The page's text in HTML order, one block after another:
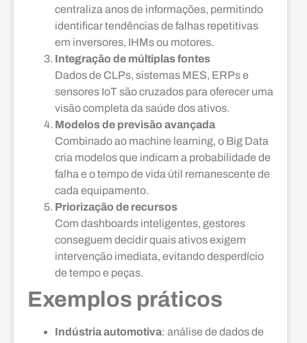
centraliza anos de informações, permitindo
identificar tendências de falhas repetitivas
em inversores, IHMs ou motores.
Integração de múltiplas fontes
Dados de CLPs, sistemas MES, ERPs e
sensores IoT são cruzados para oferecer uma
visão completa da saúde dos ativos.
Modelos de previsão avançada
Combinado ao machine learning, o Big Data
cria modelos que indicam a probabilidade de
falha e o tempo de vida útil remanescente de
cada equipamento.
Priorização de recursos
Com dashboards inteligentes, gestores
conseguem decidir quais ativos exigem
intervenção imediata, evitando desperdício
de tempo e peças.
Exemplos práticos
Indústria automotiva: análise de dados de